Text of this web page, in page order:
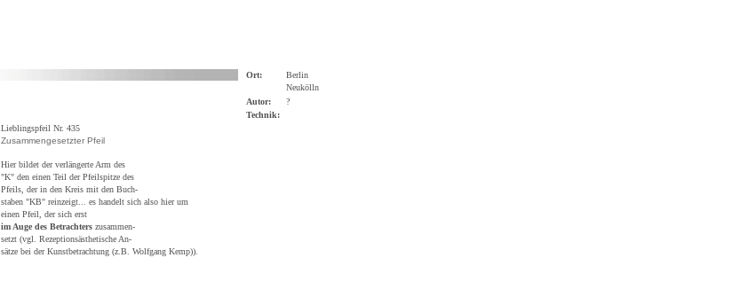
Ort:
Berlin
Neukölln
Autor:
?
Technik:
Lieblingspfeil Nr. 435
Zusammengesetzter Pfeil
Hier bildet der verlängerte Arm des
"K" den einen Teil der Pfeilspitze des
Pfeils, der in den Kreis mit den Buch-
staben "KB" reinzeigt... es handelt sich also hier um
einen Pfeil, der sich erst
im Auge des Betrachters zusammen-
setzt (vgl. Rezeptionsästhetische An-
sätze bei der Kunstbetrachtung (z.B. Wolfgang Kemp)).